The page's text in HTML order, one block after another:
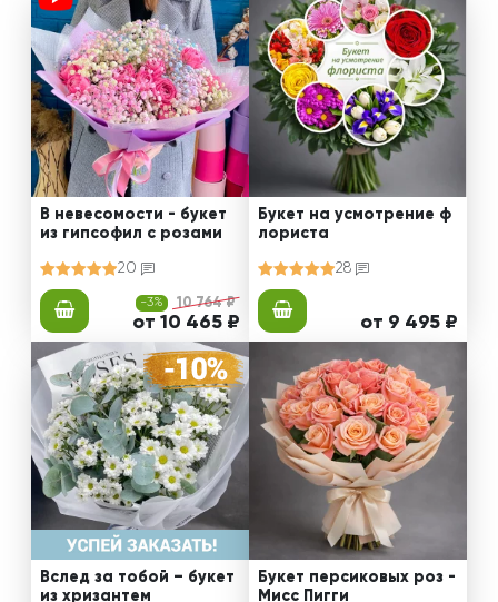
В невесомости - букет
из гипсофил с розами
20
-3% 10 764 ₽
от 10 465 ₽
Букет на усмотрение ф
лориста
28
от 9 495 ₽
Вслед за тобой – букет
из хризантем
Букет персиковых роз -
Мисс Пигги